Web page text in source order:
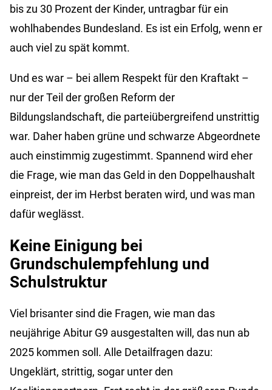
bis zu 30 Prozent der Kinder, untragbar für ein
wohlhabendes Bundesland. Es ist ein Erfolg, wenn er
auch viel zu spät kommt.
Und es war – bei allem Respekt für den Kraftakt –
nur der Teil der großen Reform der
Bildungslandschaft, die parteiübergreifend unstrittig
war. Daher haben grüne und schwarze Abgeordnete
auch einstimmig zugestimmt. Spannend wird eher
die Frage, wie man das Geld in den Doppelhaushalt
einpreist, der im Herbst beraten wird, und was man
dafür weglässt.
Keine Einigung bei
Grundschulempfehlung und
Schulstruktur
Viel brisanter sind die Fragen, wie man das
neujährige Abitur G9 ausgestalten will, das nun ab
2025 kommen soll. Alle Detailfragen dazu:
Ungeklärt, strittig, sogar unter den